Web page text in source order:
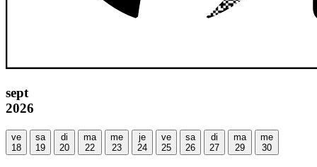
sept
2026
ve
18
sa
19
di
20
ma
22
me
23
je
24
ve
25
sa
26
di
27
ma
29
me
30